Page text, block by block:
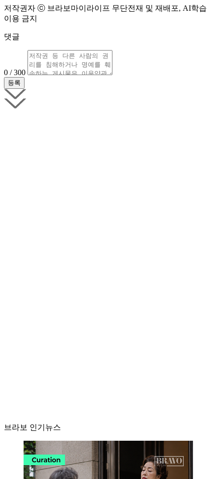
저작권자 ⓒ 브라보마이라이프 무단전재 및 재배포, AI학습
이용 금지
댓글
0 / 300
브라보 인기뉴스